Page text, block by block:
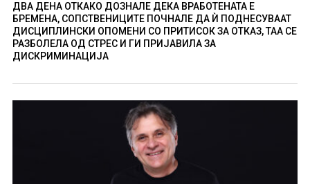
ДВА ДЕНА ОТКАКО ДОЗНАЛЕ ДЕКА ВРАБОТЕНАТА Е
БРЕМЕНА, СОПСТВЕНИЦИТЕ ПОЧНАЛЕ ДА Ѝ ПОДНЕСУВААТ
ДИСЦИПЛИНСКИ ОПОМЕНИ СО ПРИТИСОК ЗА ОТКАЗ, ТАА СЕ
РАЗБОЛЕЛА ОД СТРЕС И ГИ ПРИЈАВИЛА ЗА
ДИСКРИМИНАЦИЈА